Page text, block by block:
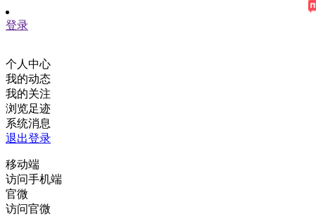
登录
个人中心
我的动态
我的关注
浏览足迹
系统消息
退出登录
移动端
访问手机端
官微
访问官微